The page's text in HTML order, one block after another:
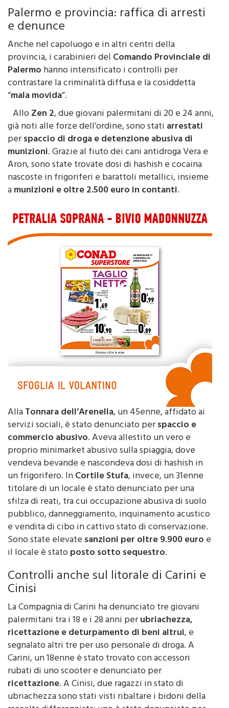
Palermo e provincia: raffica di arresti
e denunce
Anche nel capoluogo e in altri centri della
provincia, i carabinieri delComando Provinciale di
Palermohanno intensificato i controlli per
contrastare la criminalità diffusa e la cosiddetta
“mala movida”.
AlloZen 2, due giovani palermitani di 20 e 24 anni,
già noti alle forze dell’ordine, sono statiarrestati
perspaccio di droga e detenzione abusiva di
munizioni. Grazie al fiuto dei cani antidroga Vera e
Aron, sono state trovate dosi di hashish e cocaina
nascoste in frigoriferi e barattoli metallici, insieme
amunizioni e oltre 2.500 euro in contanti.
AllaTonnara dell’Arenella, un 45enne, affidato ai
servizi sociali, è stato denunciato perspaccio e
commercio abusivo. Aveva allestito un vero e
proprio minimarket abusivo sulla spiaggia, dove
vendeva bevande e nascondeva dosi di hashish in
un frigorifero. InCortile Stufa, invece, un 31enne
titolare di un locale è stato denunciato per una
sfilza di reati, tra cui occupazione abusiva di suolo
pubblico, danneggiamento, inquinamento acustico
e vendita di cibo in cattivo stato di conservazione.
Sono state elevatesanzioni per oltre 9.900 euroe
il locale è statoposto sotto sequestro.
Controlli anche sul litorale di Carini e
Cinisi
La Compagnia di Carini ha denunciato tre giovani
palermitani tra i 18 e i 28 anni perubriachezza,
ricettazione e deturpamento di beni altrui, e
segnalato altri tre per uso personale di droga. A
Carini, un 18enne è stato trovato con accessori
rubati di uno scooter e denunciato per
ricettazione. A Cinisi, due ragazzi in stato di
ubriachezza sono stati visti ribaltare i bidoni della